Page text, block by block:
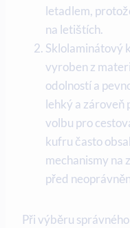
letadlem,
na letištích.
Sklolaminátový
vyroben z
odolností a
lehký a zároveň
volbu pro
kufru často
mechanismy na
před
Při výběru